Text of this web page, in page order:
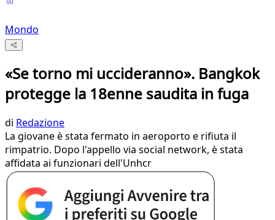
Mondo
«Se torno mi uccideranno». Bangkok
protegge la 18enne saudita in fuga
di Redazione
La giovane è stata fermato in aeroporto e rifiuta il
rimpatrio. Dopo l'appello via social network, è stata
affidata ai funzionari dell'Unhcr